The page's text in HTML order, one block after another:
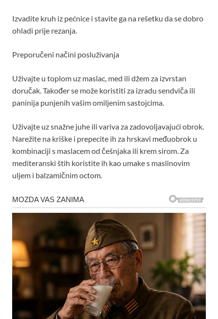
Izvadite kruh iz pećnice i stavite ga na rešetku da se dobro
ohladi prije rezanja.
Preporučeni načini posluživanja
Uživajte u toplom uz maslac, med ili džem za izvrstan
doručak. Također se može koristiti za izradu sendviča ili
paninija punjenih vašim omiljenim sastojcima.
Uživajte uz snažne juhe ili variva za zadovoljavajući obrok.
Narežite na kriške i prepecite ih za hrskavi međuobrok u
kombinaciji s maslacem od češnjaka ili krem ​​sirom. Za
mediteranski štih koristite ih kao umake s maslinovim
uljem i balzamičnim octom.